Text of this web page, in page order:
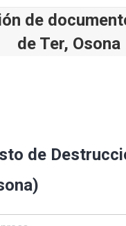
de
de Ter, Osona
de